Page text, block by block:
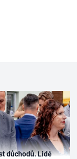
důchodů. Lidé